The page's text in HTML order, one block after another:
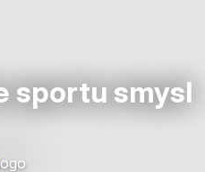
sportu smysl